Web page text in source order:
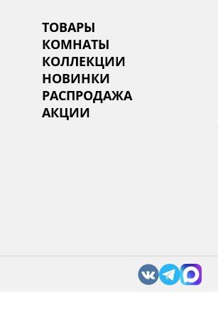
ТОВАРЫ
КОМНАТЫ
КОЛЛЕКЦИИ
НОВИНКИ
РАСПРОДАЖА
АКЦИИ